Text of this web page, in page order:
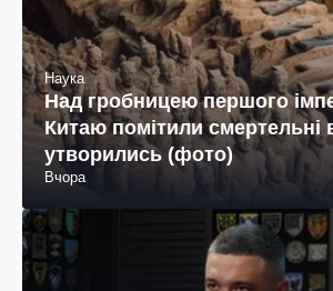
Наука
Над гробницею першого
Китаю помітили смертельні
утворились (фото)
Вчора